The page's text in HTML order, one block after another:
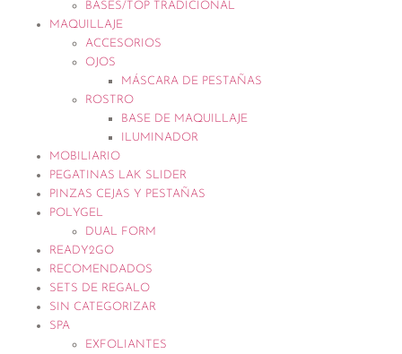
BASES/TOP TRADICIONAL
MAQUILLAJE
ACCESORIOS
OJOS
MÁSCARA DE PESTAÑAS
ROSTRO
BASE DE MAQUILLAJE
ILUMINADOR
MOBILIARIO
PEGATINAS LAK SLIDER
PINZAS CEJAS Y PESTAÑAS
POLYGEL
DUAL FORM
READY2GO
RECOMENDADOS
SETS DE REGALO
SIN CATEGORIZAR
SPA
EXFOLIANTES